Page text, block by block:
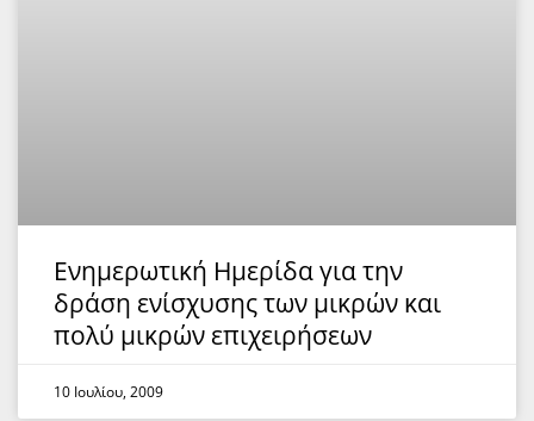
Ενημερωτική Ημερίδα για την
δράση ενίσχυσης των μικρών και
πολύ μικρών επιχειρήσεων
10 Ιουλίου, 2009